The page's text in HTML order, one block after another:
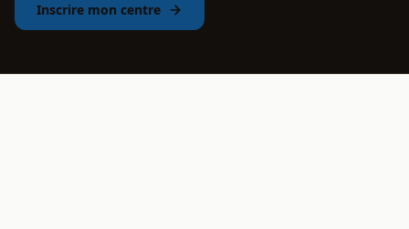
Inscrire mon centre